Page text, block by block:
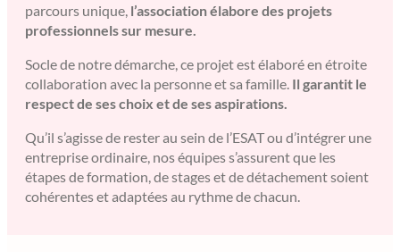
parcours unique, l’association élabore des projets
professionnels sur mesure.
Socle de notre démarche, ce projet est élaboré en étroite
collaboration avec la personne et sa famille. Il garantit le
respect de ses choix et de ses aspirations.
Qu’il s’agisse de rester au sein de l’ESAT ou d’intégrer une
entreprise ordinaire, nos équipes s’assurent que les
étapes de formation, de stages et de détachement soient
cohérentes et adaptées au rythme de chacun.